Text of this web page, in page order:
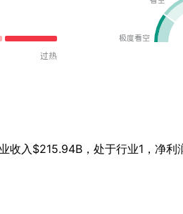
收入$215.94B，处于行业1，净利